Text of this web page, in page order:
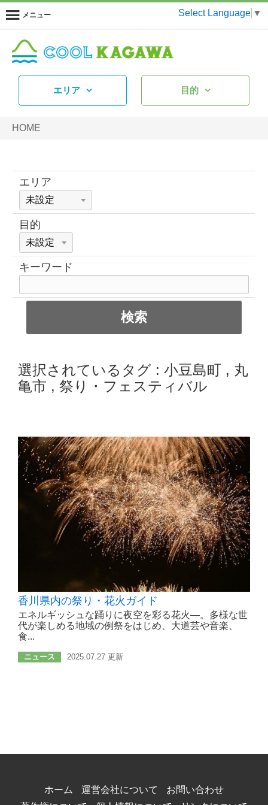
メニュー Select Language ▼
エリア 目的
HOME
エリア
目的
キーワード
選択されているタグ : 小豆島町 , 丸
亀市 , 祭り・フェスティバル
香川県内の祭り・花火ガイド
エネルギッシュな踊りに夜空を彩る花火―。多様な世
代が楽しめる地域の例祭をはじめ、大道芸や音楽、
食...
ニュース 2025.07.27 更新
ホーム 運営会社について
お問い合わせ